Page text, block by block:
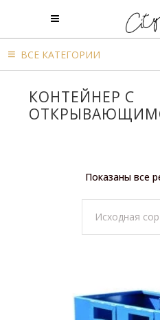
BСЕ КАТЕГОРИИ
КОНТЕЙНЕР С
Показаны все
Исходная